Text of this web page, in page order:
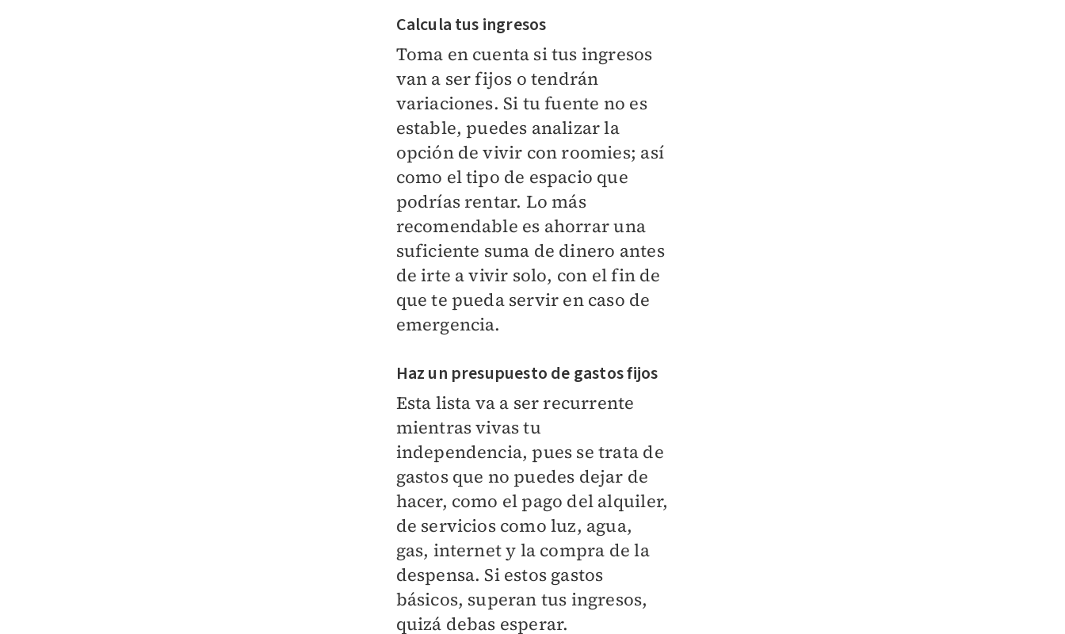
Calcula tus ingresos
Toma en cuenta si tus ingresos
van a ser fijos o tendrán
variaciones. Si tu fuente no es
estable, puedes analizar la
opción de vivir con roomies; así
como el tipo de espacio que
podrías rentar. Lo más
recomendable es ahorrar una
suficiente suma de dinero antes
de irte a vivir solo, con el fin de
que te pueda servir en caso de
emergencia.
Haz un presupuesto de gastos fijos
Esta lista va a ser recurrente
mientras vivas tu
independencia, pues se trata de
gastos que no puedes dejar de
hacer, como el pago del alquiler,
de servicios como luz, agua,
gas, internet y la compra de la
despensa. Si estos gastos
básicos, superan tus ingresos,
quizá debas esperar.